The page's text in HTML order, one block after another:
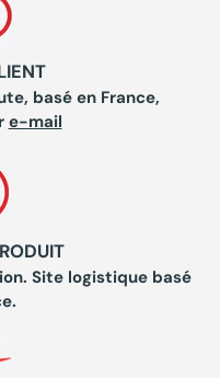
basé en France,
e-mail
Site logistique basé